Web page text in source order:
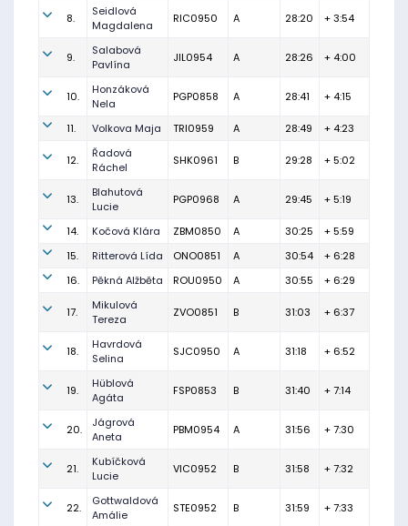
8.
Seidlová
Magdalena
RIC0950 A 28:20 + 3:54
9.
Salabová
Pavlína
JIL0954 A 28:26 + 4:00
10.
Honzáková
Nela
PGP0858 A 28:41 + 4:15
11. Volkova Maja TRI0959 A 28:49 + 4:23
12.
Řadová
Ráchel
SHK0961 B 29:28 + 5:02
13.
Blahutová
Lucie
PGP0968 A 29:45 + 5:19
14. Kočová Klára ZBM0850 A 30:25
+ 5:59
15.
Ritterová Lída ONO0851 A 30:54
+ 6:28
16.
Pěkná Alžběta ROU0950 A 30:55 + 6:29
17.
Mikulová
Tereza
ZVO0851 B 31:03 + 6:37
18.
Havrdová
Selina
SJC0950 A 31:18 + 6:52
19.
Hüblová
Agáta
FSP0853 B 31:40 + 7:14
20.
Jágrová
Aneta
PBM0954 A 31:56 + 7:30
21.
Kubíčková
Lucie
VIC0952 B 31:58 + 7:32
22.
Gottwaldová
Amálie
STE0952 B 31:59 + 7:33